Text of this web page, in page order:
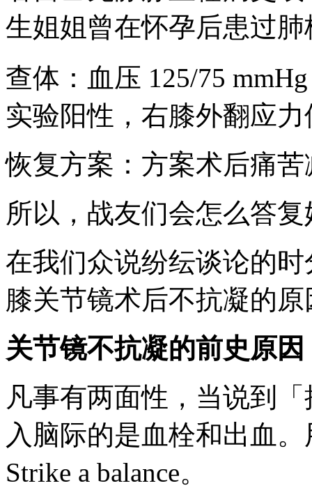
生姐姐曾在怀孕后患过肺
查体：血压 125/75
实验阳性，右膝外翻应
恢复方案：方案术后痛
所以，战友们会怎么答
在我们众说纷纭谈论的
膝关节镜术后不抗凝的
关节镜不抗凝的前史原因
凡事有两面性，当说到
入脑际的是血栓和出血
Strike a balance。